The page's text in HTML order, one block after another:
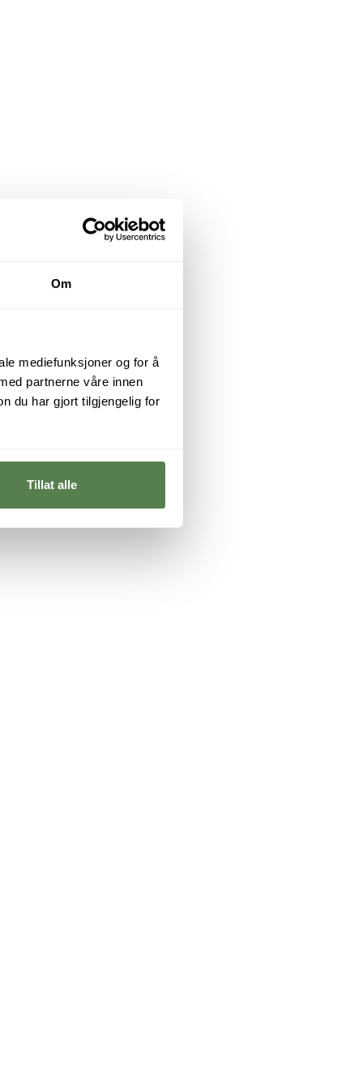
Om
mediefunksjoner og for å
partnerne våre innen
du har gjort tilgjengelig for
Tillat alle